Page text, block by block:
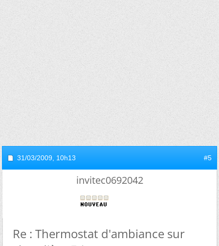
31/03/2009, 10h13 #5
invitec0692042
Re : Thermostat d'ambiance sur